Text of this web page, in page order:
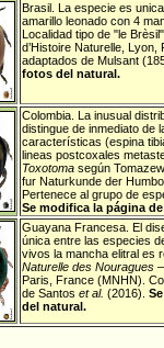
Brasil. La especie es
amarillo leonado con 4
Localidad tipo de "le
d’Histoire Naturelle,
adaptados de Mulsant
fotos del natural.
Colombia. La inusual
distingue de inmediato de
características (espina
lineas postcoxales
Toxotomasegún
fur Naturkunde der
Pertenece al grupo de
Se modifica la página
Guayana Francesa. El
única entre las especies
vivos la mancha elitral es
Naturelle des Nouragues
Paris, France (MNHN).
de Santos et al. (2016).
del natural.